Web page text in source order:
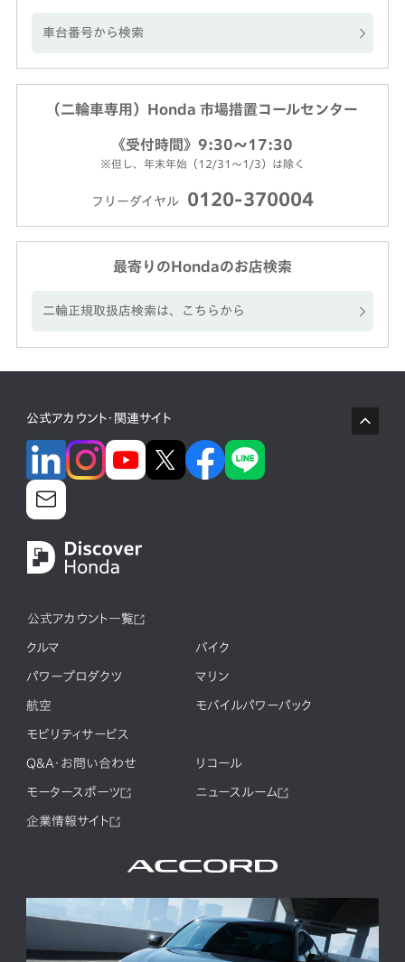
車台番号から検索
（二輪車専用）Honda 市場措置コールセンター
《受付時間》9:30～17:30
※但し、年末年始（12/31～1/3）は除く
フリーダイヤル 0120-370004
最寄りのHondaのお店検索
二輪正規取扱店検索は、こちらから
公式アカウント・関連サイト
公式アカウント一覧
クルマ バイク
パワープロダクツ マリン
航空 モバイルパワーパック
モビリティサービス
Q&A・お問い合わせ リコール
モータースポーツ ニュースルーム
企業情報サイト